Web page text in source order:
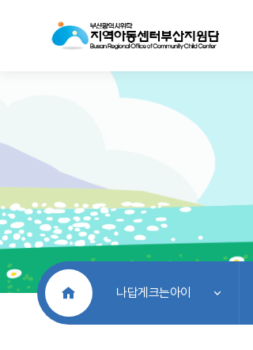
처음으로나답게크는아이